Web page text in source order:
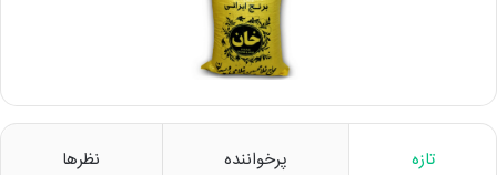
تازه پرخواننده نظرها